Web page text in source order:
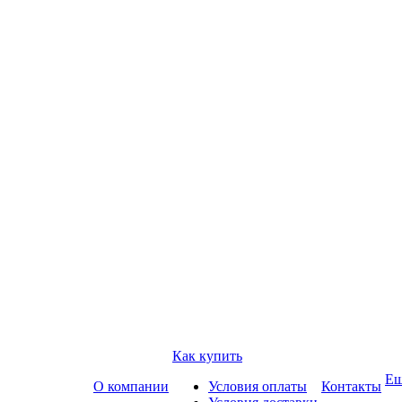
О компании
Как купить
Условия оплаты
Контакты